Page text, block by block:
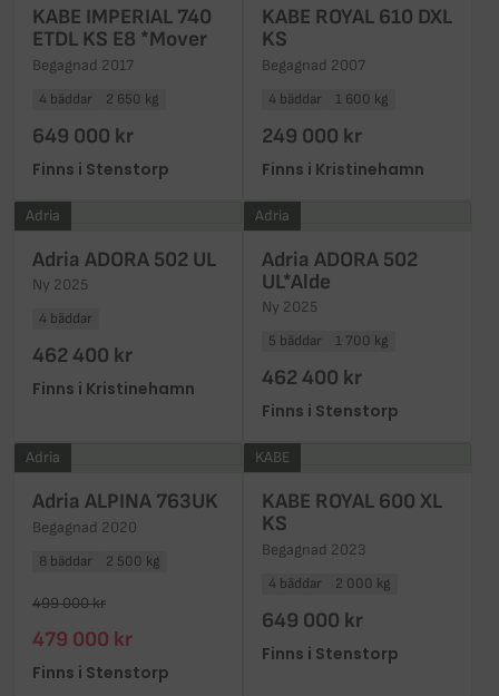
KABE IMPERIAL 740
ETDL KS E8 *Mover
Begagnad 2017
4 bäddar 2 650 kg
649 000 kr
Finns i Stenstorp
KABE ROYAL 610 DXL
KS
Begagnad 2007
4 bäddar 1 600 kg
249 000 kr
Finns i Kristinehamn
Adria
Adria ADORA 502 UL
Ny 2025
4 bäddar
462 400 kr
Finns i Kristinehamn
Adria
Adria ADORA 502
UL*Alde
Ny 2025
5 bäddar 1 700 kg
462 400 kr
Finns i Stenstorp
Adria
Adria ALPINA 763UK
Begagnad 2020
8 bäddar 2 500 kg
499 000 kr
479 000 kr
Finns i Stenstorp
KABE
KABE ROYAL 600 XL
KS
Begagnad 2023
4 bäddar 2 000 kg
649 000 kr
Finns i Stenstorp